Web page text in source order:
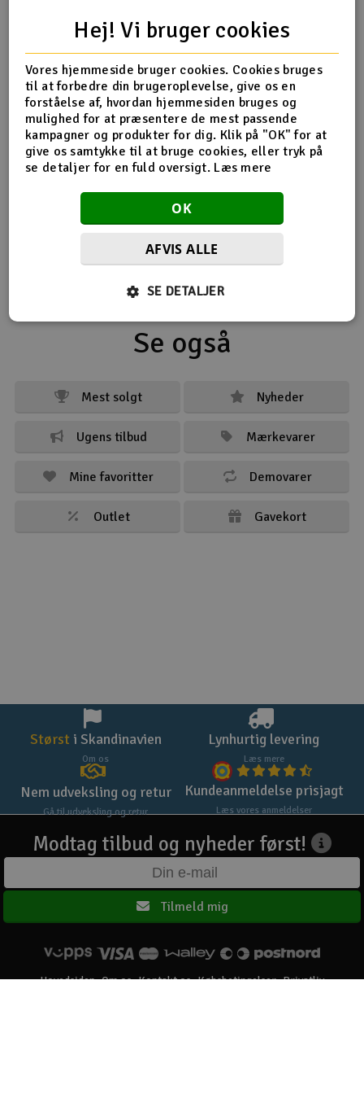
Radio udstyr
Raketter
Scooter & elkøretøj
Slot racing
Smarthjem, leg og hobby
Gavekort
Køb
Midland Walkie Talkie XT70 Pro
kr947,-
Overvåge
-
Udsolgt
Se også
Mest solgt Nyheder
Ugens tilbud Mærkevarer
Mine favoritter Demovarer
Outlet Gavekort
Størst i Skandinavien
Om os
Lynhurtig levering
Læs mere
Nem udveksling og retur
Gå til udveksling og retur
Kundeanmeldelse prisjagt
Læs vores anmeldelser
Modtag tilbud og nyheder først!
Tilmeld mig
Hovedsiden Om os Kontakt os Købsbetingelser Privatliv
Hej! Vi bruger cookies
Vores hjemmeside bruger cookies. Cookies bruges
til at forbedre din brugeroplevelse, give os en
forståelse af, hvordan hjemmesiden bruges og
mulighed for at præsentere de mest passende
kampagner og produkter for dig. Klik på "OK" for at
give os samtykke til at bruge cookies, eller tryk på
se detaljer for en fuld oversigt. Læs mere
OK
AFVIS ALLE
SE DETALJER